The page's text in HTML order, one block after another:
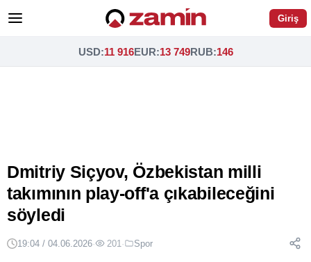
Giriş
USD:11 916EUR:13 749RUB:146
Dmitriy Siçyov, Özbekistan milli
takımının play-off'a çıkabileceğini
söyledi
19:04 / 04.06.2026· 201 · Spor